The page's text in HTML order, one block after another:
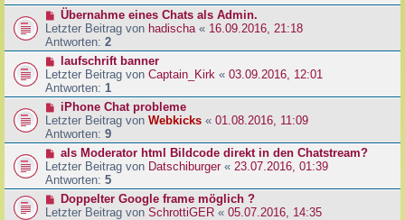
Übernahme eines Chats als Admin.
Letzter Beitrag von hadischa « 16.09.2016, 21:18
Antworten: 2
laufschrift banner
Letzter Beitrag von Captain_Kirk « 03.09.2016, 12:01
Antworten: 1
iPhone Chat probleme
Letzter Beitrag von Webkicks « 01.08.2016, 11:09
Antworten: 9
als Moderator html Bildcode direkt in den Chatstream?
Letzter Beitrag von Datschiburger« 23.07.2016, 01:39
Antworten: 5
Doppelter Google frame möglich ?
Letzter Beitrag von SchrottiGER « 05.07.2016, 14:35